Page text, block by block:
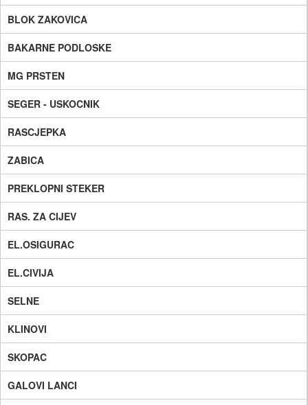
BLOK ZAKOVICA
BAKARNE PODLOSKE
MG PRSTEN
SEGER - USKOCNIK
RASCJEPKA
ZABICA
PREKLOPNI STEKER
RAS. ZA CIJEV
EL.OSIGURAC
EL.CIVIJA
SELNE
KLINOVI
SKOPAC
GALOVI LANCI